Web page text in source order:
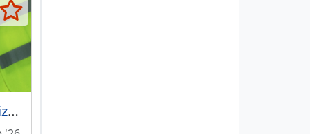
Veste reflectorizante simple sau personalizate